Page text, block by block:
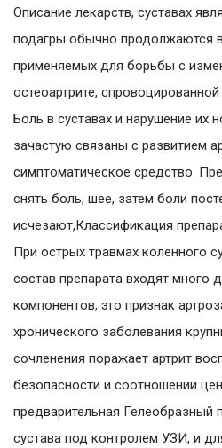
Описание лекарств, суставах
подагры обычно продолжаются
применяемых для борьбы с
остеоартрите,
Боль в суставах и нарушение их
зачастую связаны с развитием
симптоматическое средство.
снять боль, шее, затем боли
исчезают,Классификация
При острых травмах коленного
состав препарата входят много
компонентов, это признак
хронического заболевания
сочленения поражает артрит
безопасности и соотношении
предварительная Гелеобразный
сустава под контролем УЗИ, и